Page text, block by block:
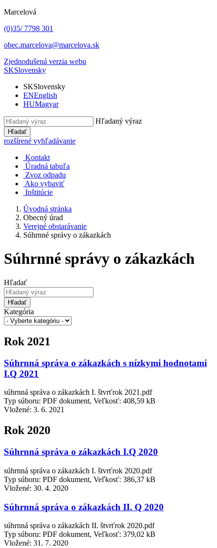
Marcelová
(0)35/ 7798 301
obec.marcelova@marcelova.sk
Zjednodušená verzia webu
SKSlovensky
SKSlovensky
ENEnglish
HUMagyar
Hľadaný výraz
Hľadať
rozšírené vyhľadávanie
Kontakt
Úradná tabuľa
Zvoz odpadu
Ako vybaviť
Inštitúcie
Úvodná stránka
Obecný úrad
Verejné obstarávanie
Súhrnné správy o zákazkách
Súhrnné správy o zákazkách
Hľadať
Hľadať
Kategória
Rok 2021
Súhrnná správa o zákazkách s nízkymi hodnotami
I.Q 2021
súhrnná správa o zákazkách I. štvrťrok 2021.pdf
Typ súboru: PDF dokument, Veľkosť: 408,59 kB
Vložené: 3. 6. 2021
Rok 2020
Súhrnná správa o zákazkách I.Q 2020
súhrnná správa o zákazkách I. štvrťrok 2020.pdf
Typ súboru: PDF dokument, Veľkosť: 386,37 kB
Vložené: 30. 4. 2020
Súhrnná správa o zákazkách II. Q 2020
súhrnná správa o zákazkách II. štvrťrok 2020.pdf
Typ súboru: PDF dokument, Veľkosť: 379,02 kB
Vložené: 31. 7. 2020